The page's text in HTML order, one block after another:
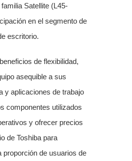
Satellite (L45-
en el segmento de
escritorio.
de flexibilidad,
asequible a sus
y aplicaciones de trabajo
componentes utilizados
y ofrecer precios
de Toshiba para
proporción de usuarios de